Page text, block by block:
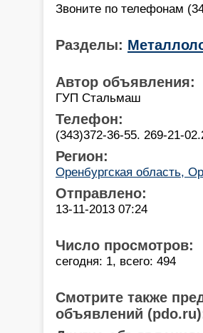
Звоните по телефонам
Разделы:
Автор объявления:
ГУП Стальмаш
Телефон:
(343)372-36-55. 269-21-
Регион:
Оренбургская область,
Отправлено:
13-11-2013 07:24
Число просмотров:
сегодня: 1, всего: 494
Смотрите также
объявлений